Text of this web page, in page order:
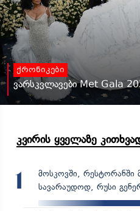
ქრონიკები
ვარსკვლავები Met Gala
კვირის ყველაზე
1
მოსკოვში, რესტორანში
სავარაუდოდ, რუსი